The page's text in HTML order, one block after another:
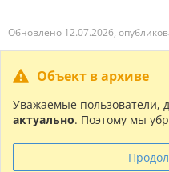
Обновлено 12.07.2026,
Объект в архиве
Уважаемые пользователи,
актуально. Поэтому мы